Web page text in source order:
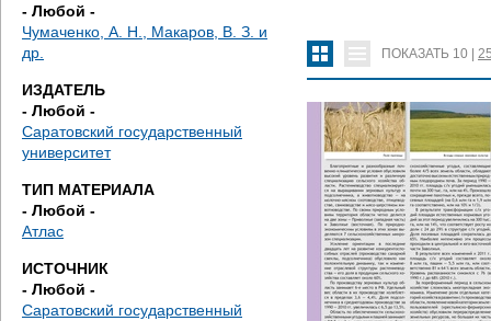
ы
з
д
е
с
ь
- Любой -
Чумаченко, А. Н., Макаров, В. З. и
др.
ИЗДАТЕЛЬ
- Любой -
Саратовский государственный
университет
ТИП МАТЕРИАЛА
- Любой -
Атлас
ИСТОЧНИК
- Любой -
Саратовский государственный
ПОКАЗАТЬ 10